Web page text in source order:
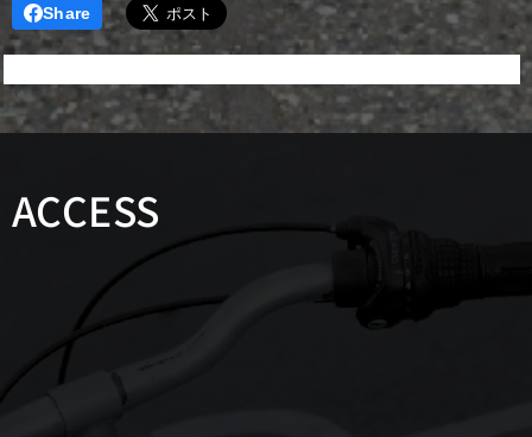
Share
ACCESS